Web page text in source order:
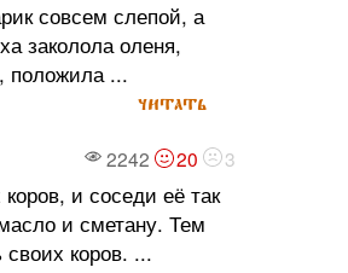
совсем слепой, а
заколола оленя,
положила ...
читать
2242 20 3
и соседи её так
и сметану. Тем
коров. ...